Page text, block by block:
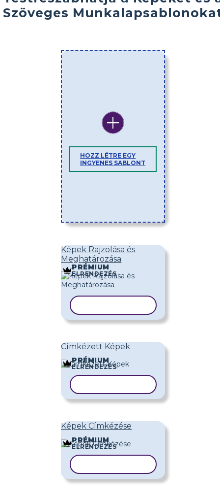
Szöveges
HOZZ LÉTRE EGY
INGYENES SABLONT
Képek Rajzolása és
Meghatározása
PRÉMIUM
ELRENDEZÉS
Címkézett Képek
PRÉMIUM
ELRENDEZÉS
Képek Címkézése
PRÉMIUM
ELRENDEZÉS